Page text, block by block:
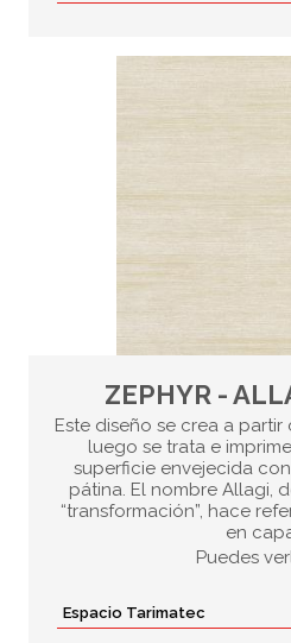
ZEPHYR -
Este diseño se crea a
luego se trata e
superficie envejecida
pátina. El nombre Allagi,
“transformación”, hace
en
Puedes
Espacio Tarimatec